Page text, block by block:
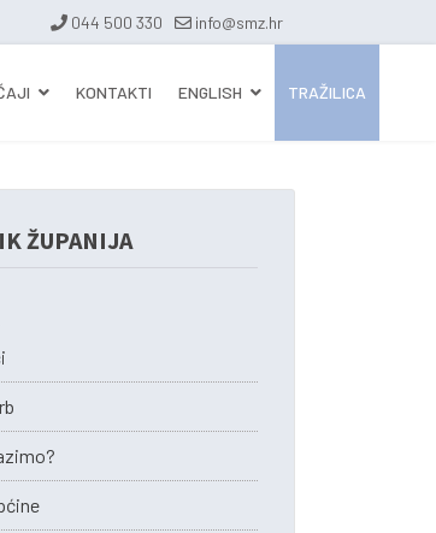
044 500 330 info@smz.hr
KONTAKTI ENGLISH TRAŽILICA
ŽUPANIJA